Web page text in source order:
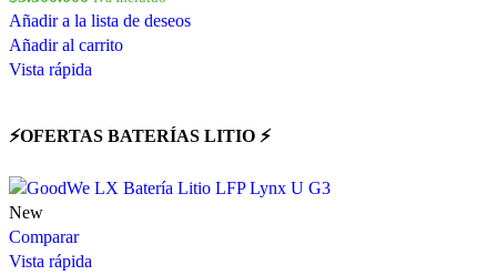
Añadir a la lista de deseos
Añadir al carrito
Vista rápida
⚡OFERTAS BATERÍAS LITIO ⚡
New
Comparar
Vista rápida